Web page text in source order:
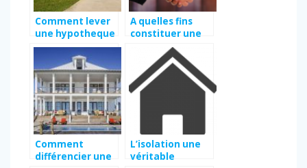
Comment lever
une hypotheque
legale ?
A quelles fins
constituer une
Comment
différencier une
L’isolation une
véritable